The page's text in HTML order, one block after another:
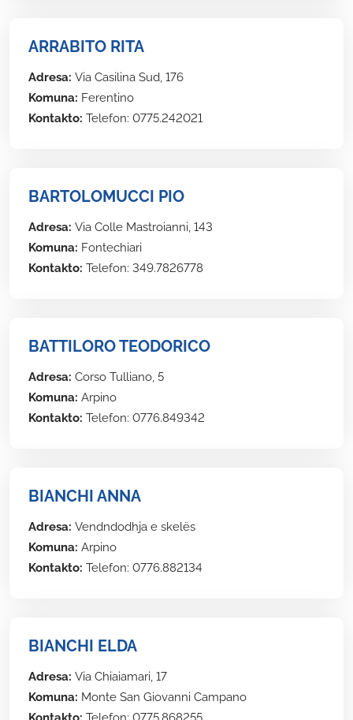
ARRABITO RITA
Adresa: Via Casilina Sud, 176
Komuna: Ferentino
Kontakto: Telefon: 0775.242021
BARTOLOMUCCI PIO
Adresa: Via Colle Mastroianni, 143
Komuna: Fontechiari
Kontakto: Telefon: 349.7826778
BATTILORO TEODORICO
Adresa: Corso Tulliano, 5
Komuna: Arpino
Kontakto: Telefon: 0776.849342
BIANCHI ANNA
Adresa: Vendndodhja e skelës
Komuna: Arpino
Kontakto: Telefon: 0776.882134
BIANCHI ELDA
Adresa: Via Chiaiamari, 17
Komuna: Monte San Giovanni Campano